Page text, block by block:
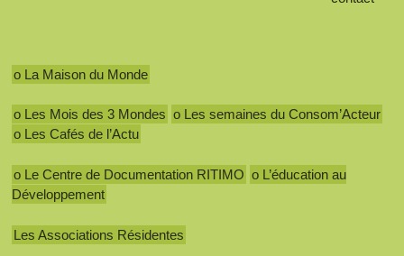
o La Maison du Monde
o Les Mois des 3 Mondes o Les semaines du Consom’Acteur
o Les Cafés de l’Actu
o Le Centre de Documentation RITIMO o L’éducation au
Développement
Les Associations Résidentes